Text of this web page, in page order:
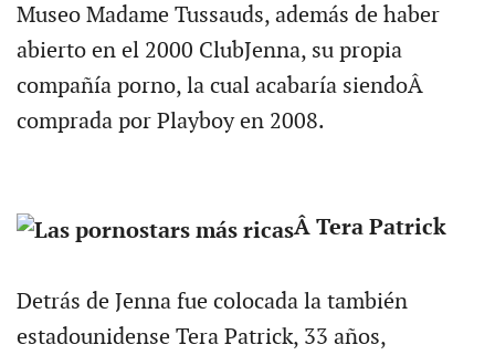
Museo Madame Tussauds, además de haber
abierto en el 2000 ClubJenna, su propia
compañía porno, la cual acabaría siendoÂ
comprada por Playboy en 2008.
Â Tera Patrick
Detrás de Jenna fue colocada la también
estadounidense Tera Patrick, 33 años,